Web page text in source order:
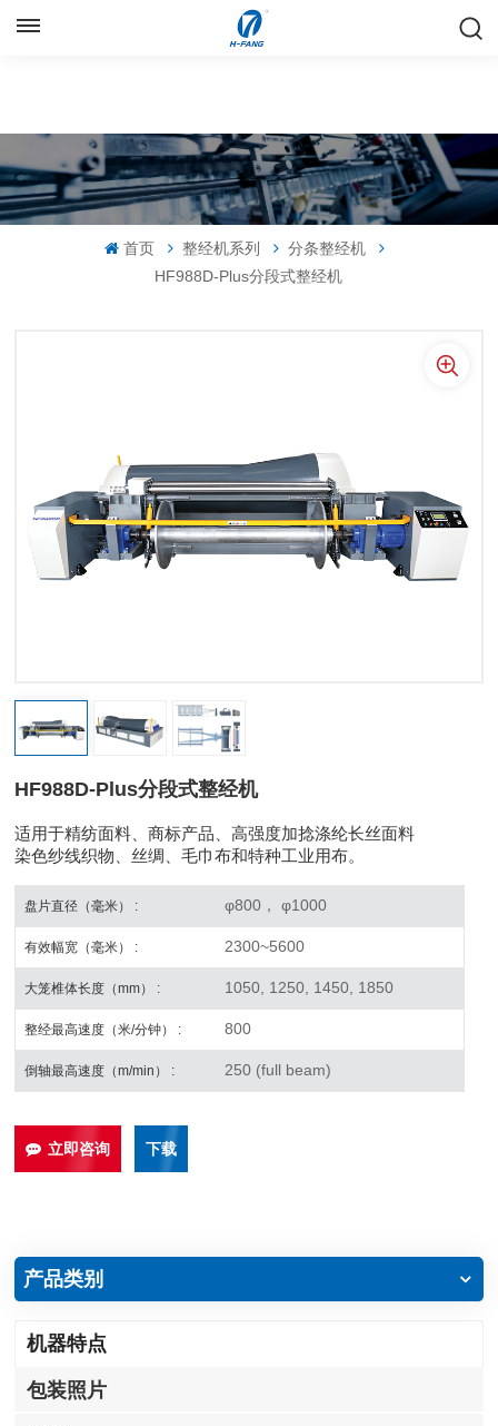
首页 整经机系列
分条整经机
HF988D-Plus分段式整经机
HF988D-Plus分段式整经机
适用于精纺面料、商标产品、高强度加捻涤纶长丝面料
染色纱线织物、丝绸、毛巾布和特种工业用布。
盘片直径（毫米） : φ800， φ1000
有效幅宽（毫米） : 2300~5600
大笼椎体长度（mm） : 1050, 1250, 1450, 1850
整经最高速度（米/分钟） : 800
倒轴最高速度（m/min） : 250 (full beam)
立即咨询 下载
产品类别
机器特点
包装照片